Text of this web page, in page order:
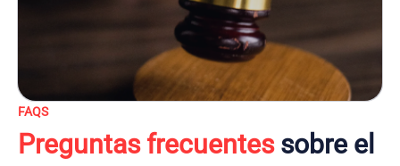
FAQS
Preguntas frecuentessobre el